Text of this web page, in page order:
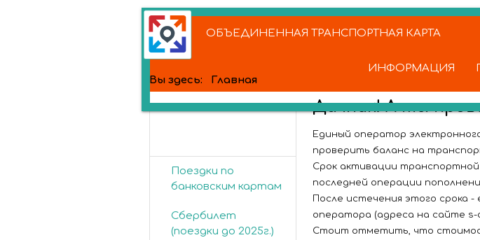
ОБЪЕДИНЕННАЯ ТРАНСПОРТНАЯ КАРТА
ИНФОРМАЦИЯ
Вы здесь: Главная
Поездки по
банковским картам
Сбербилет
(поездки до 2025г.)
Дачник! А ты
Единый оператор
проверить баланс на
Срок активации
последней операции
После истечения этого срока
оператора (адреса на сайте
Стоит отметить, что